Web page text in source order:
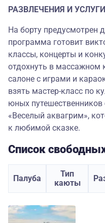
РАЗВЛЕЧЕНИЯ И УСЛУГИ
На борту предусмотрен
программа готовит
классы, концерты и
отдохнуть в массажном
салоне с играми и
взять мастер-класс по
юных путешественников
«Веселый аквагрим»,
к любимой сказке.
Список
Палуба
Тип
каюты